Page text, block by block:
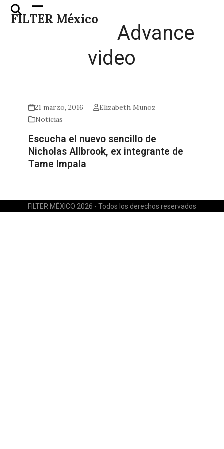
Skip
FILTER México
Open
mobile
Close
mobile
Advance
video
21 marzo, 2016
Elizabeth Munoz
Noticias
Escucha el nuevo sencillo de
Nicholas Allbrook, ex integrante de
Tame Impala
FILTER MÉXICO 2026 - Todos los derechos reservados